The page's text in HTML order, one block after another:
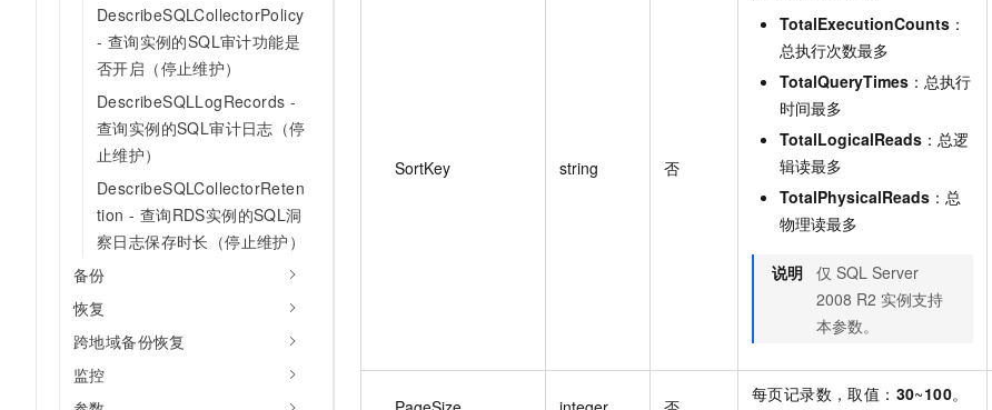
DescribeSQLCollectorPolicy
- 查询实例的SQL审计功能是
否开启（停止维护）
DescribeSQLLogRecords -
查询实例的SQL审计日志（停
止维护）
DescribeSQLCollectorReten
tion - 查询RDS实例的SQL洞
察日志保存时长（停止维护）
备份
恢复
跨地域备份恢复
监控
SortKey string 否
TotalExecutionCounts ：
总执行次数最多
TotalQueryTimes ：总执行
时间最多
TotalLogicalReads ：总逻
辑读最多
TotalPhysicalReads ：总
物理读最多
说明 仅 SQL Server
2008 R2 实例支持
本参数。
每页记录数，取值： 30~100。